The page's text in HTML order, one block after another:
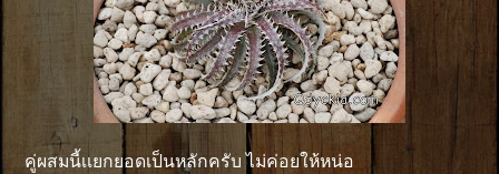
คู่ผสมนี้เเยกยอดเป็นหลักครับ ไม่ค่อยให้หน่อ